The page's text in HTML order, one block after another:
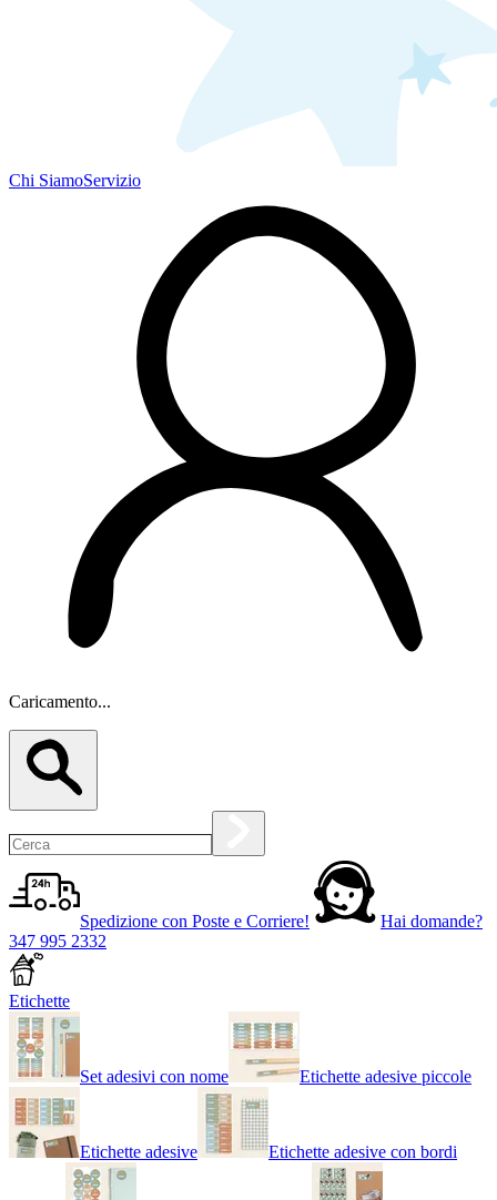
Chi SiamoServizio
Caricamento...
Spedizione con Poste e Corriere!
Hai domande?
347 995 2332
Etichette
Set adesivi con nome Etichette adesive piccole
Etichette adesive Etichette adesive con bordi